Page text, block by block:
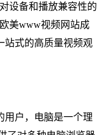
设备和播放兼容性的
美www视频网站成
站式的高质量视频观
用户，电脑是一个理